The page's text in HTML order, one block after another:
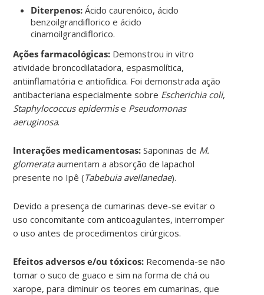
Diterpenos:Ácido caurenóico, ácido
benzoilgrandiflorico e ácido
cinamoilgrandiflorico.
Ações farmacológicas: Demonstrou in vitro
atividade broncodilatadora, espasmolítica,
antiinflamatória e antiofídica. Foi demonstrada ação
antibacteriana especialmente sobre Escherichia coli,
Staphylococcus epidermise Pseudomonas
aeruginosa.
Interações medicamentosas: Saponinas de M.
glomerataaumentam a absorção de lapachol
presente no Ipê (Tabebuia avellanedae).
Devido a presença de cumarinas deve-se evitar o
uso concomitante com anticoagulantes, interromper
o uso antes de procedimentos cirúrgicos.
Efeitos adversos e/ou tóxicos: Recomenda-se não
tomar o suco de guaco e sim na forma de chá ou
xarope, para diminuir os teores em cumarinas, que